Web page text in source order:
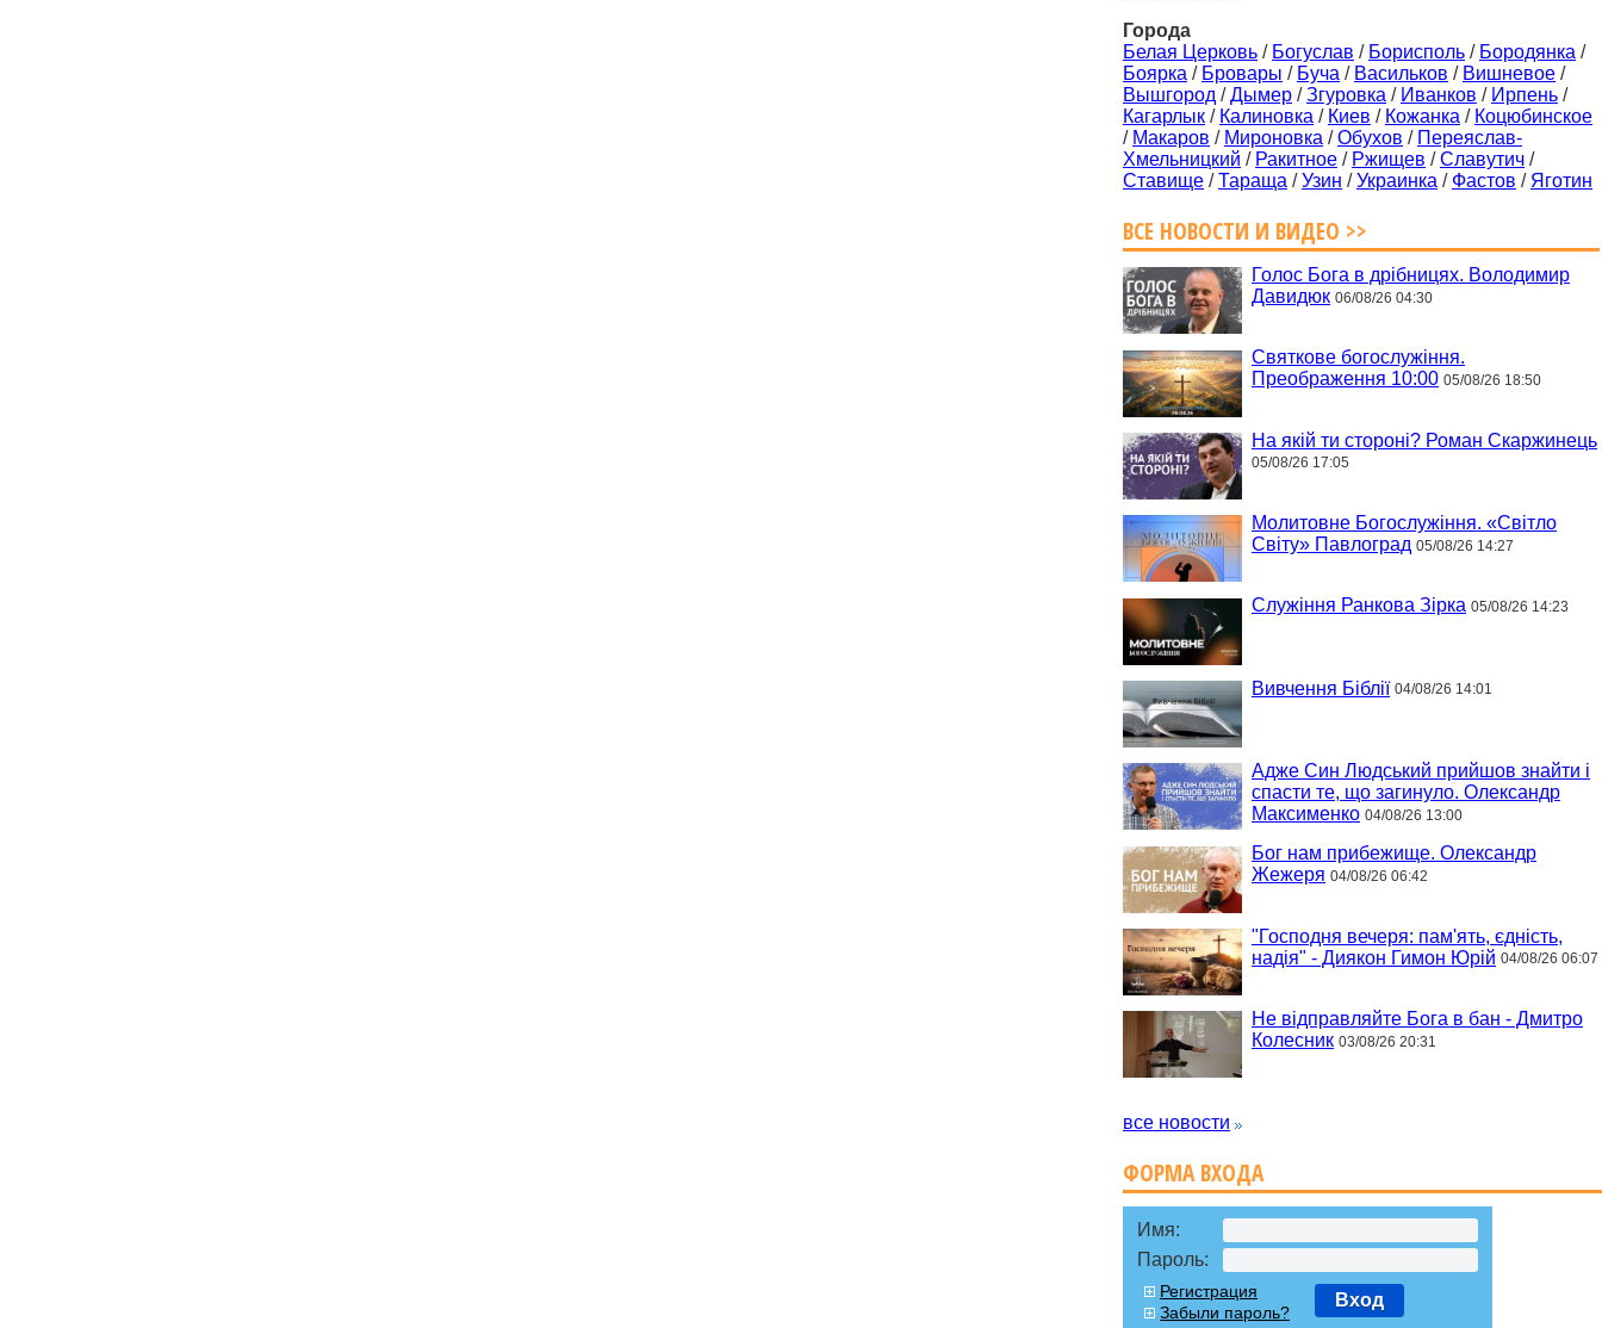
Города
Белая Церковь / Богуслав / Борисполь / Бородянка /
Боярка / Бровары / Буча / Васильков / Вишневое /
Вышгород /Дымер /Згуровка / Иванков / Ирпень /
Кагарлык / Калиновка / Киев / Кожанка / Коцюбинское
/ Макаров / Мироновка /Обухов / Переяслав-
Хмельницкий / Ракитное / Ржищев /Славутич /
Ставище /Тараща /Узин /Украинка / Фастов / Яготин
ВСЕ НОВОСТИ И ВИДЕО >>
Голос Бога в дрібницях. Володимир
Давидюк 06/08/26 04:30
Святкове богослужіння.
Преображення 10:00 05/08/26 18:50
На якій ти стороні? Роман Скаржинець
05/08/26 17:05
Молитовне Богослужіння. «Світло
Світу» Павлоград 05/08/26 14:27
Служіння Ранкова Зірка 05/08/26 14:23
Вивчення Біблії 04/08/26 14:01
Адже Син Людський прийшов знайти і
спасти те, що загинуло. Олександр
Максименко 04/08/26 13:00
Бог нам прибежище. Олександр
Жежеря 04/08/26 06:42
"Господня вечеря: пам'ять, єдність,
надія" - Диякон Гимон Юрій 04/08/26 06:07
Не відправляйте Бога в бан - Дмитро
Колесник 03/08/26 20:31
все новости
ФОРМА ВХОДА
Имя:
Пароль:
Регистрация
Забыли пароль?
Вход